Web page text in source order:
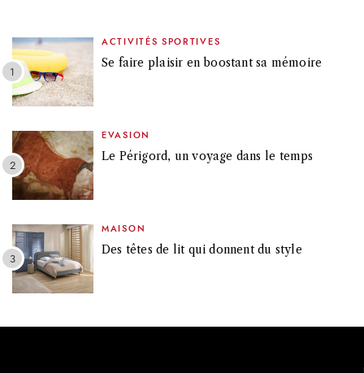
ACTIVITÉS SPORTIVES
Se faire plaisir en boostant sa mémoire
EVASION
Le Périgord, un voyage dans le temps
MAISON
Des têtes de lit qui donnent du style